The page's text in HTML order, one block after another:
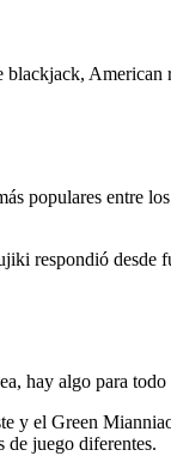
blackjack, American
populares entre
respondió desde
hay algo para
y el Green
de juego diferentes.